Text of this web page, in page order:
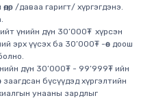
/даваа гаригт/ хүргэгдэнэ.
үнийн дүн 30’000₮ хүрсэн
эрх үүсэх ба 30’000₮ -өөс доош
дүн 30’000₮ - 99’999₮ ийн
заагдсан бүсүүдэд хүргэлтийн
унааны зардлыг